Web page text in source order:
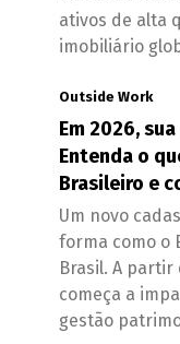
ativos de alta
imobiliário
Outside Work
Em 2026,
Entenda o
Brasileiro e
Um novo
forma como o
Brasil. A partir
começa a
gestão